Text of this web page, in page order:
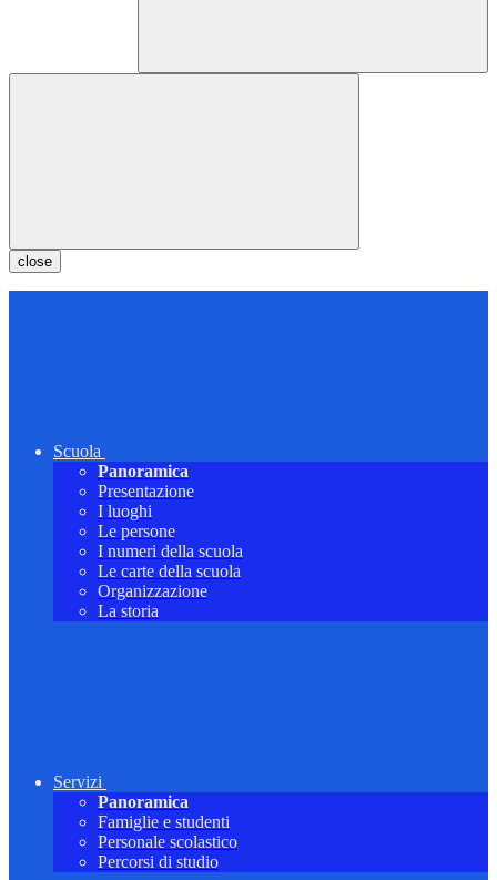
close
Scuola
Panoramica
Presentazione
I luoghi
Le persone
I numeri della scuola
Le carte della scuola
Organizzazione
La storia
Servizi
Panoramica
Famiglie e studenti
Personale scolastico
Percorsi di studio